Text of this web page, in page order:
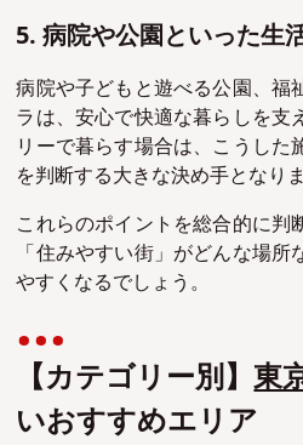
5. 病院や公園といった生
病院や子どもと遊べる公園、福
ラは、安心で快適な暮らしを支
リーで暮らす場合は、こうした
を判断する大きな決め手となりま
これらのポイントを総合的に判
「住みやすい街」がどんな場
やすくなるでしょう。
【カテゴリー別】東
いおすすめエリア